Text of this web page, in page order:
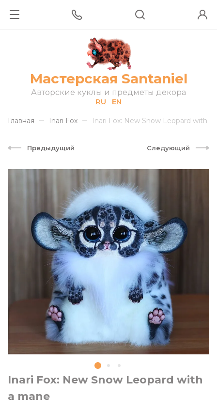
Мастерская Santaniel
Авторские куклы и предметы декора
RU
EN
Главная Inari Fox Inari Fox: New Snow Leopard with a
Предыдущий Следующий
Inari Fox: New Snow Leopard with
a mane